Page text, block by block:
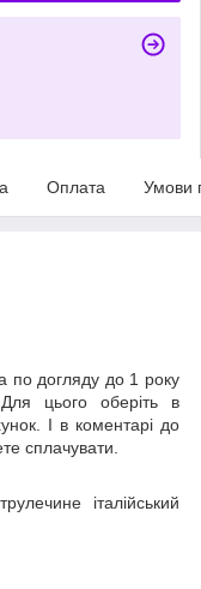
Оплата Умови
по догляду до 1 року
цього оберіть в
І в коментарі до
сплачувати.
італійський